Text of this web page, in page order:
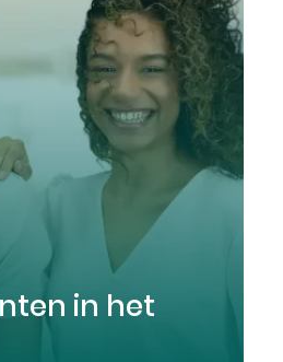
in het